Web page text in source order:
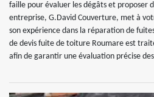
faille pour évaluer les dégâts et proposer
entreprise, G.David Couverture, met à
son expérience dans la réparation de
de devis fuite de toiture Roumare est
afin de garantir une évaluation précise